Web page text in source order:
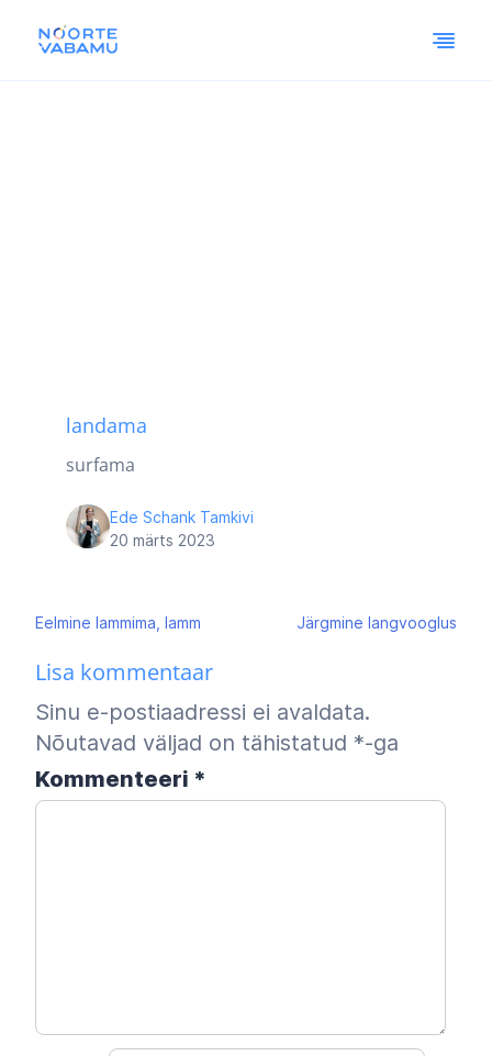
landama
surfama
Ede Schank Tamkivi
20 märts 2023
Navigeerimine
Eelmine lammima, lamm Järgmine langvooglus
Lisa kommentaar
Sinu e-postiaadressi ei avaldata.
Nõutavad väljad on tähistatud *-ga
Kommenteeri *